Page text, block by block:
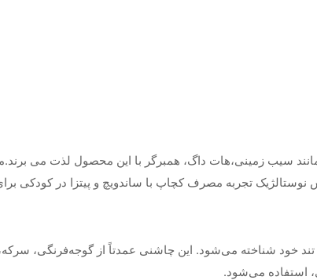
سیب زمینی،هات داگ، همبرگر با این محصول لذت می
نوستالژیک تجربه مصرف کچاپ با ساندویچ و پیتزا در کودکی
شناخته می‌شود. این چاشنی عمدتاً از گوجه‌فرنگی،
استفاده می‌شود.